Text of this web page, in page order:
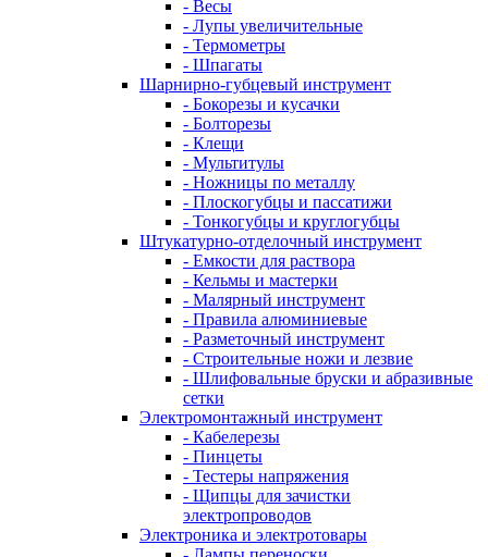
- Весы
- Лупы увеличительные
- Термометры
- Шпагаты
Шарнирно-губцевый инструмент
- Бокорезы и кусачки
- Болторезы
- Клещи
- Мультитулы
- Ножницы по металлу
- Плоскогубцы и пассатижи
- Тонкогубцы и круглогубцы
Штукатурно-отделочный инструмент
- Емкости для раствора
- Кельмы и мастерки
- Малярный инструмент
- Правила алюминиевые
- Разметочный инструмент
- Строительные ножи и лезвие
- Шлифовальные бруски и абразивные
сетки
Электромонтажный инструмент
- Кабелерезы
- Пинцеты
- Тестеры напряжения
- Щипцы для зачистки
электропроводов
Электроника и электротовары